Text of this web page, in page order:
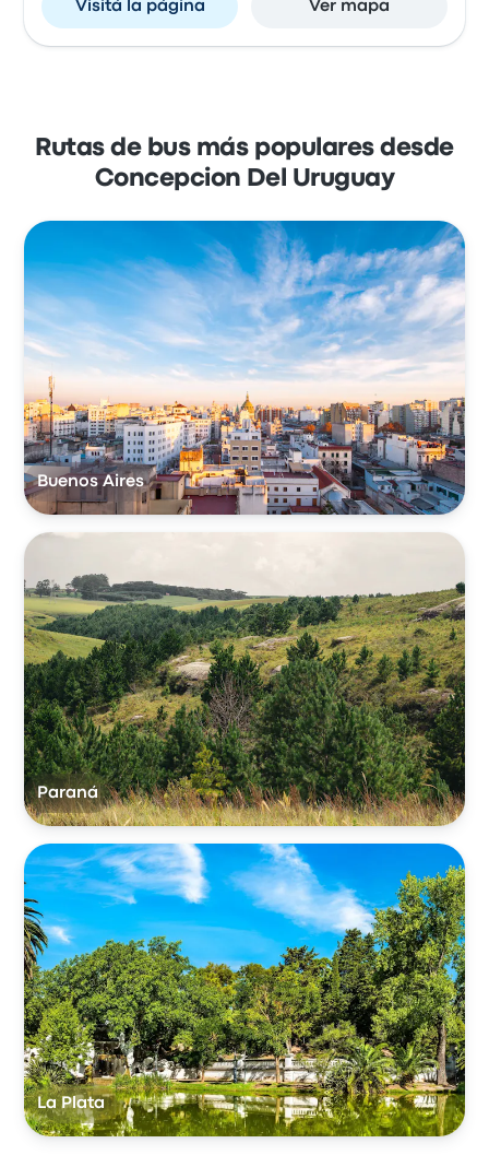
Visitá la página Ver mapa
Rutas de bus más populares desde
Concepcion Del Uruguay
Buenos Aires
Paraná
La Plata